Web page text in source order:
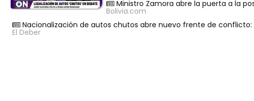
Ministro Zamora abre la puerta a la
Bolivia.com
Nacionalización de autos chutos abre nuevo frente de
El Deber